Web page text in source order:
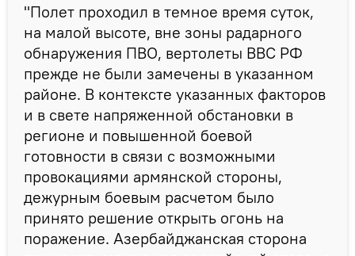
"Полет проходил в темное время суток,
на малой высоте, вне зоны радарного
обнаружения ПВО, вертолеты ВВС РФ
прежде не были замечены в указанном
районе. В контексте указанных факторов
и в свете напряженной обстановки в
регионе и повышенной боевой
готовности в связи с возможными
провокациями армянской стороны,
дежурным боевым расчетом было
принято решение открыть огонь на
поражение. Азербайджанская сторона